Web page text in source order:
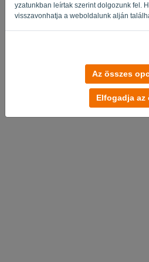
yzatunkban leírtak szerint dolgozunk fel.
visszavonhatja a weboldalunk alján
Az összes
Elfogadja